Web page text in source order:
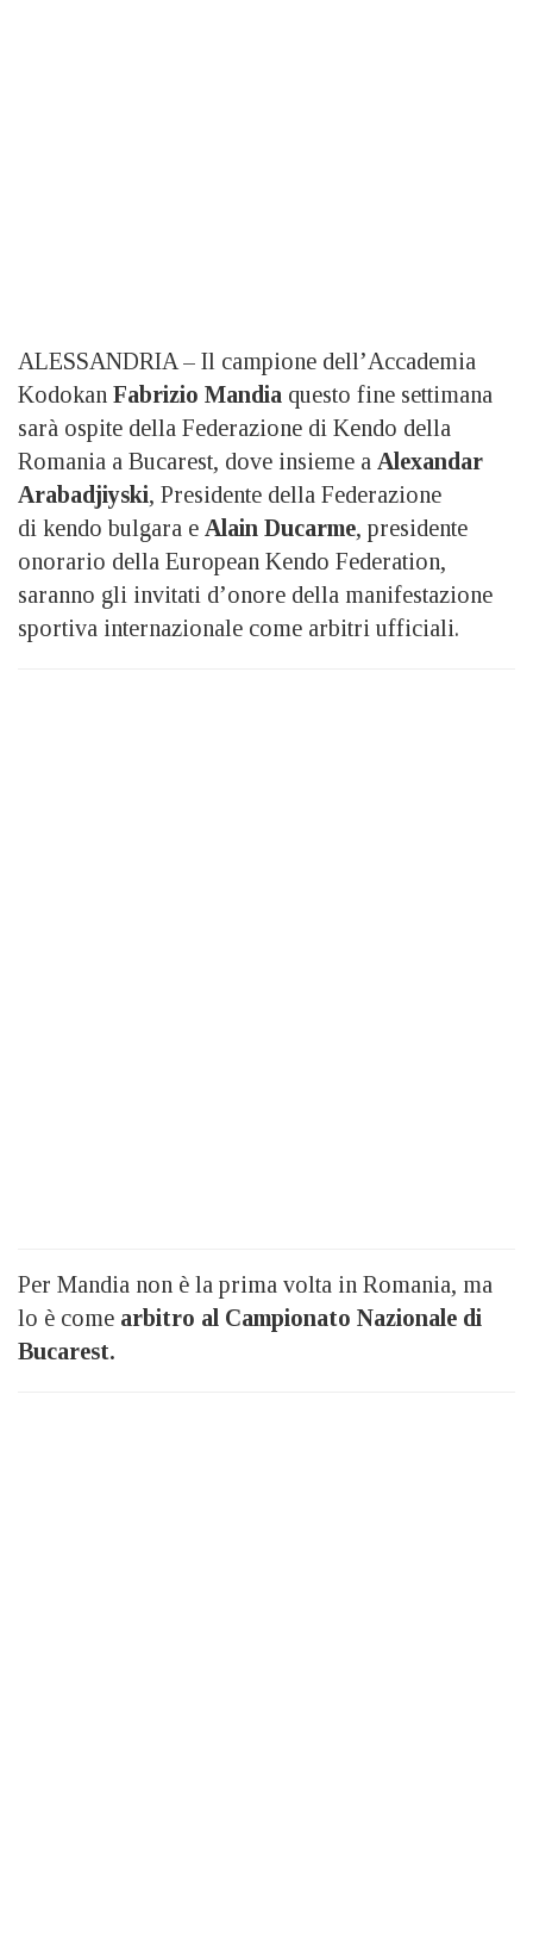
ALESSANDRIA – Il campione dell’Accademia
Kodokan Fabrizio Mandia questo fine settimana
sarà ospite della Federazione di Kendo della
Romania a Bucarest, dove insieme a Alexandar
Arabadjiyski, Presidente della Federazione
di kendo bulgara e Alain Ducarme, presidente
onorario della European Kendo Federation,
saranno gli invitati d’onore della manifestazione
sportiva internazionale come arbitri ufficiali.
Per Mandia non è la prima volta in Romania, ma
lo è come arbitro al Campionato Nazionale di
Bucarest.